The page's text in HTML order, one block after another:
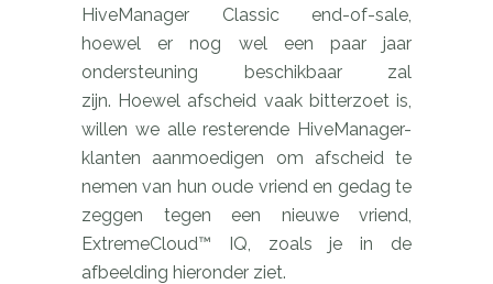
HiveManager Classic end-of-sale,
hoewel er nog wel een paar jaar
ondersteuning beschikbaar zal
zijn. Hoewel afscheid vaak bitterzoet is,
willen we alle resterende HiveManager-
klanten aanmoedigen om afscheid te
nemen van hun oude vriend en gedag te
zeggen tegen een nieuwe vriend,
ExtremeCloud™ IQ, zoals je in de
afbeelding hieronder ziet.